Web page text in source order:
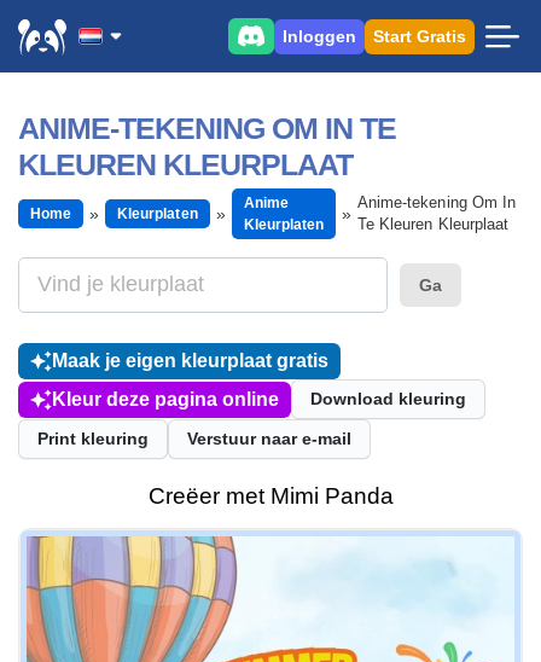
Inloggen Start Gratis
ANIME-TEKENING OM IN TE
KLEUREN KLEURPLAAT
Home Kleurplaten
Anime
Kleurplaten
Anime-tekening Om In
Te Kleuren Kleurplaat
Ga
Maak je eigen kleurplaat gratis
Kleur deze pagina online
Download kleuring
Print kleuring Verstuur naar e-mail
Creëer met Mimi Panda